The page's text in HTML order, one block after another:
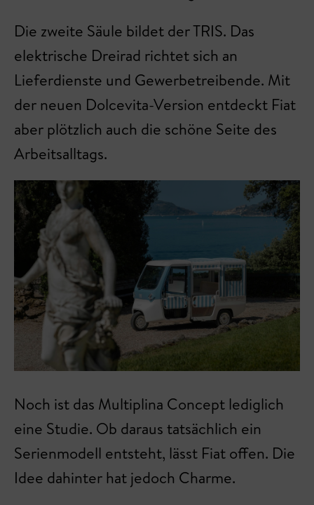
Die zweite Säule bildet der TRIS. Das
elektrische Dreirad richtet sich an
Lieferdienste und Gewerbetreibende. Mit
der neuen Dolcevita-Version entdeckt Fiat
aber plötzlich auch die schöne Seite des
Arbeitsalltags.
Noch ist das Multiplina Concept lediglich
eine Studie. Ob daraus tatsächlich ein
Serienmodell entsteht, lässt Fiat offen. Die
Idee dahinter hat jedoch Charme.